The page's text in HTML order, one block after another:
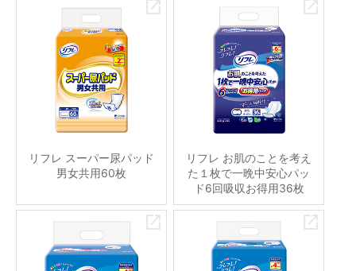
リフレ スーパー尿パッド
男女共用60枚
リフレ お肌のことを考え
た１枚で一晩中安心パッ
ド6回吸収お得用36枚